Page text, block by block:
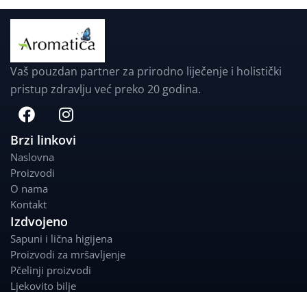
Vaš pouzdan partner za prirodno liječenje i holistički
pristup zdravlju već preko 20 godina.
F
a
c
e
b
o
o
k
I
n
s
a
m
Brzi linkovi
Naslovna
Proizvodi
O nama
Kontakt
Izdvojeno
Sapuni i lična higijena
Proizvodi za mršavljenje
Pčelinji proizvodi
Ljekovito bilje